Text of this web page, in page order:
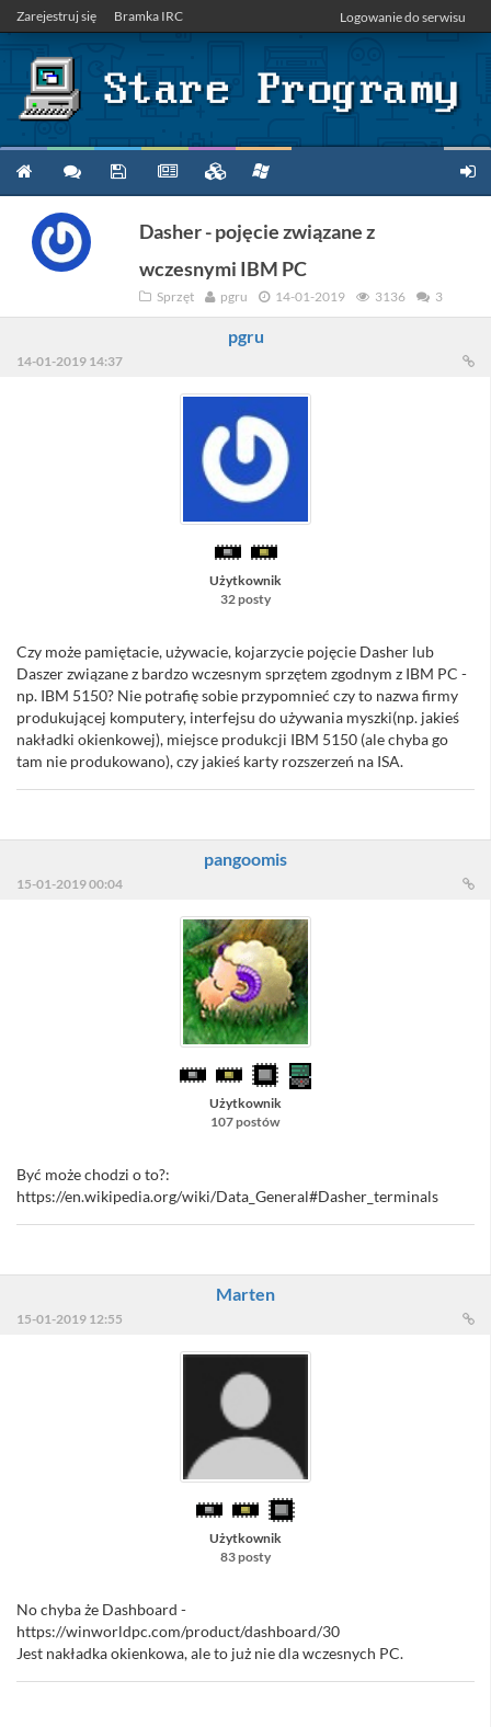
Zarejestruj się Bramka IRC Logowanie do serwisu
Dasher - pojęcie związane z
wczesnymi IBM PC
Sprzęt pgru 14-01-2019 3136 3
pgru
14-01-2019 14:37
Użytkownik
32 posty
Czy może pamiętacie, używacie, kojarzycie pojęcie Dasher lub
Daszer związane z bardzo wczesnym sprzętem zgodnym z IBM PC -
np. IBM 5150? Nie potrafię sobie przypomnieć czy to nazwa firmy
produkującej komputery, interfejsu do używania myszki(np. jakieś
nakładki okienkowej), miejsce produkcji IBM 5150 (ale chyba go
tam nie produkowano), czy jakieś karty rozszerzeń na ISA.
pangoomis
15-01-2019 00:04
Użytkownik
107 postów
Być może chodzi o to?:
https://en.wikipedia.org/wiki/Data_General#Dasher_terminals
Marten
15-01-2019 12:55
Użytkownik
83 posty
No chyba że Dashboard -
https://winworldpc.com/product/dashboard/30
Jest nakładka okienkowa, ale to już nie dla wczesnych PC.